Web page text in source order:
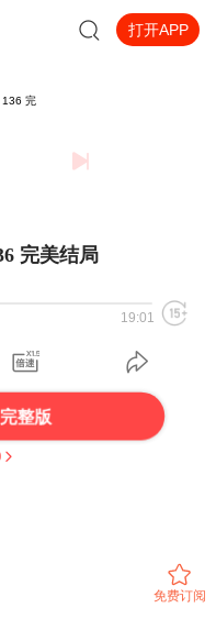
打开APP
完美结局
19:01
整版
免费订阅